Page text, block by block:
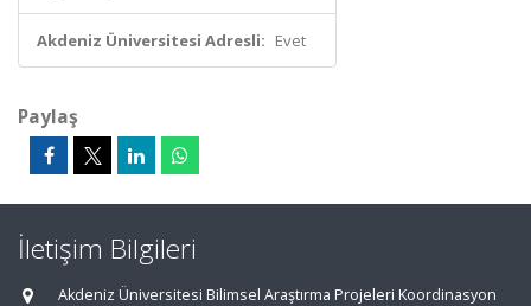
Akdeniz Üniversitesi Adresli: Evet
Paylaş
İletişim Bilgileri
Akdeniz Üniversitesi Bilimsel Araştırma Projeleri Koordinasyon